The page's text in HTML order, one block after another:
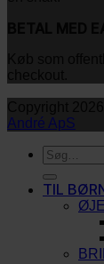
André ApS
Søg
efter:
TIL